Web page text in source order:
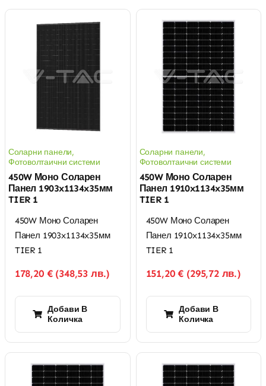
Соларни панели,
Фотоволтаични системи
450W Моно Соларен
Панел 1903x1134x35мм
TIER 1
450W Моно Соларен
Панел 1903x1134x35мм
TIER 1
178,20 € (348,53 лв.)
Добави В
Количка
Соларни панели,
Фотоволтаични системи
450W Моно Соларен
Панел 1910x1134x35мм
TIER 1
450W Моно Соларен
Панел 1910x1134x35мм
TIER 1
151,20€ (295,72 лв.)
Добави В
Количка